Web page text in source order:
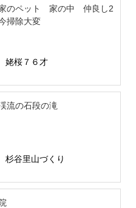
のペット 家の中 仲良し2
掃除大変
姥桜７６才
流の石段の滝
杉谷里山づくり